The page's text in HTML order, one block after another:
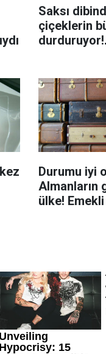
Saksı
çiçeklerin
durduruyor!
Durumu iyi
Almanların
ülke! Emekli